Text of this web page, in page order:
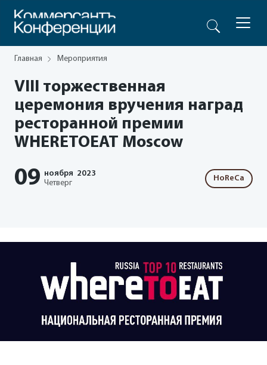
Главная Мероприятия
VIII торжественная
церемония вручения наград
ресторанной премии
WHERETOEAT Moscow
09 ноября 2023
Четверг
HoReCa